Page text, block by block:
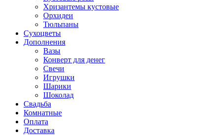
Хризантемы кустовые
Орхидеи
Тюльпаны
Сухоцветы
Дополнения
Вазы
Конверт для денег
Свечи
Игрушки
Шарики
Шоколад
Свадьба
Комнатные
Оплата
Доставка